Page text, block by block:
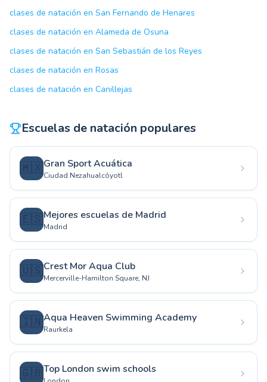
clases de natación en San Fernando de Henares
clases de natación en Alameda de Osuna
clases de natación en San Sebastián de los Reyes
clases de natación en Rosas
clases de natación en Canillejas
Escuelas de natación populares
🇲🇽Gran Sport Acuática
Ciudad Nezahualcóyotl
🇪🇸Mejores escuelas de Madrid
Madrid
🇺🇸Crest Mor Aqua Club
Mercerville-Hamilton Square, NJ
🇮🇳Aqua Heaven Swimming Academy
Raurkela
🇬🇧Top London swim schools